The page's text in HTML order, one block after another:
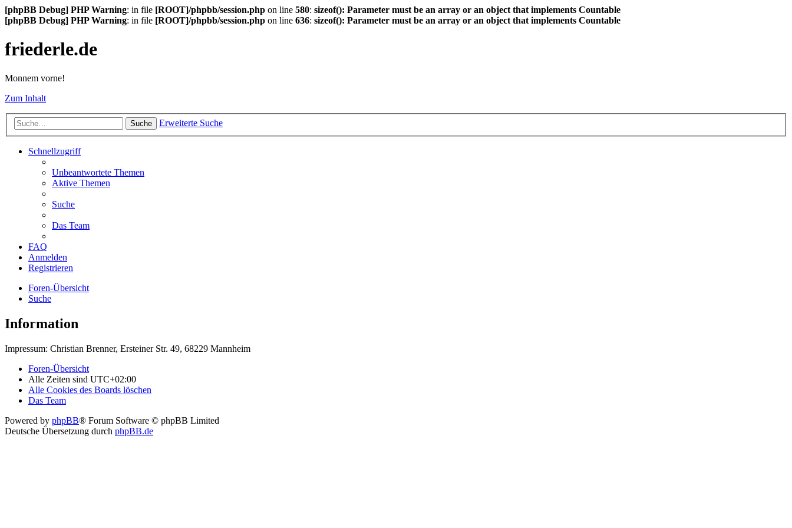
[phpBB Debug] PHP Warning: in file [ROOT]/phpbb/session.php on line 580: sizeof(): Parameter must be an array or an object that implements Countable
[phpBB Debug] PHP Warning: in file [ROOT]/phpbb/session.php on line 636: sizeof(): Parameter must be an array or an object that implements Countable
friederle.de
Monnem vorne!
Zum Inhalt
Suche Erweiterte Suche
Schnellzugriff
Unbeantwortete Themen
Aktive Themen
Suche
Das Team
FAQ
Anmelden
Registrieren
Foren-Übersicht
Suche
Information
Impressum: Christian Brenner, Ersteiner Str. 49, 68229 Mannheim
Foren-Übersicht
Alle Zeiten sind UTC+02:00
Alle Cookies des Boards löschen
Das Team
Powered by phpBB® Forum Software © phpBB Limited
Deutsche Übersetzung durch phpBB.de